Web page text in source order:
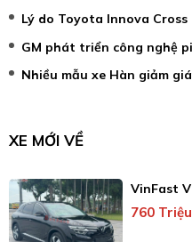
Lý do Toyota Innova
GM phát triển công nghệ
Nhiều mẫu xe Hàn giảm
XE MỚI VỀ
VinFast
760 Triệu